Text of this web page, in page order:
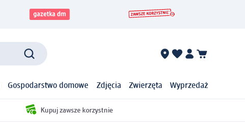
Gospodarstwo domowe Zdjęcia Zwierzęta Wyprzedaż
Kupuj zawsze korzystnie